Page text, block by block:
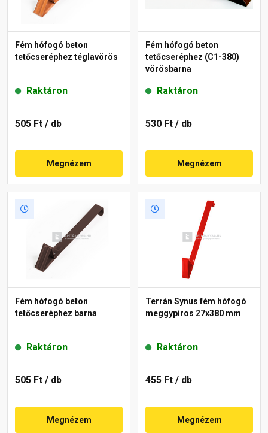
Fém hófogó beton
tetőcseréphez téglavörös
Raktáron
505 Ft / db
Megnézem
Fém hófogó beton
tetőcseréphez (C1-380)
vörösbarna
Raktáron
530 Ft / db
Megnézem
Fém hófogó beton
tetőcseréphez barna
Raktáron
505 Ft / db
Megnézem
Terrán Synus fém hófogó
meggypiros 27x380 mm
Raktáron
455 Ft / db
Megnézem